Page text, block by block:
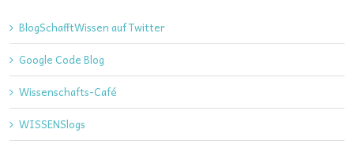
BlogSchafftWissen auf Twitter
Google Code Blog
Wissenschafts-Café
WISSENSlogs